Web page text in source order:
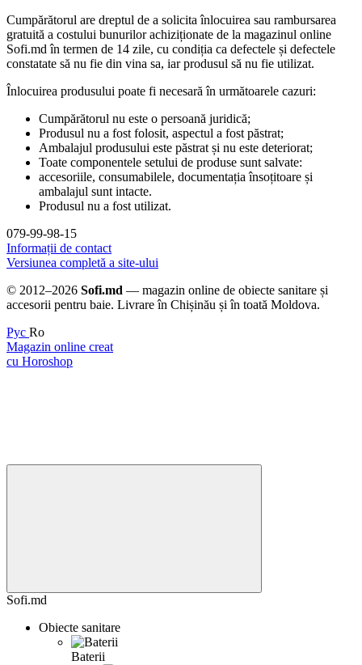
Cumpărătorul are dreptul de a solicita înlocuirea sau rambursarea
gratuită a costului bunurilor achiziționate de la magazinul online
Sofi.md în termen de 14 zile, cu condiția ca defectele și defectele
constatate să nu fie din vina sa, iar produsul să nu fie utilizat.
Înlocuirea produsului poate fi necesară în următoarele cazuri:
Cumpărătorul nu este o persoană juridică;
Produsul nu a fost folosit, aspectul a fost păstrat;
Ambalajul produsului este păstrat și nu este deteriorat;
Toate componentele setului de produse sunt salvate:
accesoriile, consumabilele, documentația însoțitoare și
ambalajul sunt intacte.
Produsul nu a fost utilizat.
079-99-98-15
Informații de contact
Versiunea completă a site-ului
© 2012–2026 Sofi.md — magazin online de obiecte sanitare și
accesorii pentru baie. Livrare în Chișinău și în toată Moldova.
Рус Ro
Magazin online creat
cu Horoshop
Sofi.md
Obiecte sanitare
Baterii